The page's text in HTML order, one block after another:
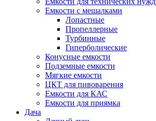
Емкости с мешалками
Лопастные
Пропеллерные
Турбинные
Гиперболические
Конусные емкости
Подземные емкости
Мягкие емкости
ЦКТ для пивоварения
Емкости для КАС
Емкости для приямка
Дача